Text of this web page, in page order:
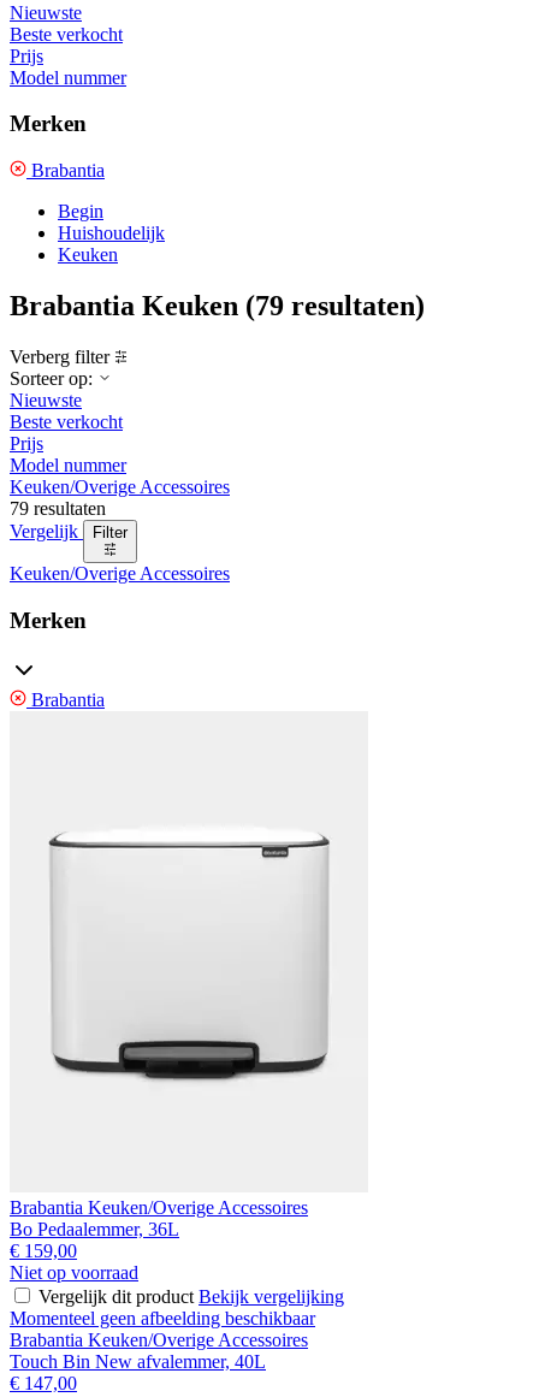
Nieuwste
Beste verkocht
Prijs
Model nummer
Merken
Brabantia
Begin
Huishoudelijk
Keuken
Brabantia Keuken (79 resultaten)
Verberg filter
Sorteer op:
Nieuwste
Beste verkocht
Prijs
Model nummer
Keuken/Overige Accessoires
79 resultaten
Vergelijk
Filter
Keuken/Overige Accessoires
Merken
Brabantia
Brabantia Keuken/Overige Accessoires
Bo Pedaalemmer, 36L
€ 159,00
Niet op voorraad
Vergelijk dit product Bekijk vergelijking
Momenteel geen afbeelding beschikbaar
Brabantia Keuken/Overige Accessoires
Touch Bin New afvalemmer, 40L
€ 147,00